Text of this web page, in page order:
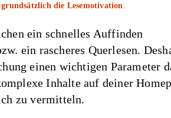
die Lesemotivation
ein schnelles Auffinden
ein rascheres Querlesen.
einen wichtigen Parameter
Inhalte auf deiner
zu vermitteln.